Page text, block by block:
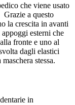
che viene usato
Grazie a questo
la crescita in avanti
esterni che
fronte e uno al
dagli elastici
stessa.
in